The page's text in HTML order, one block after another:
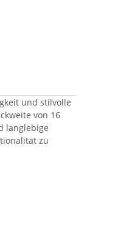
und stilvolle
von 16
langlebige
zu